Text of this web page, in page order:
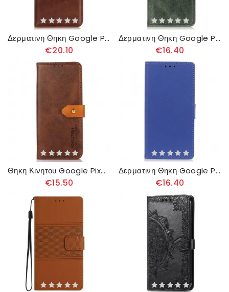
Δερματινη Θηκη Google Pixel 8 Κλασικό Σπλιτ Δέρμα Σιλικόνης
€20.10
Δερματινη Θηκη Google Pixel 8 Αναστρέψιμο Κούμπωμα Σε Δερμάτινο Στυλ
€16.40
Θηκη Κινητου Google Pixel 8 Θήκες Κινητών Με Khazneh Strap
€15.50
Δερματινη Θηκη Google Pixel 8 Κλασικό
€16.40